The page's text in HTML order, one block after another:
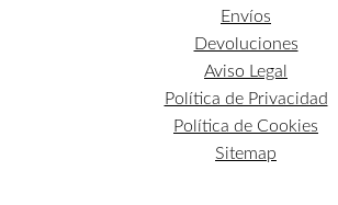
Envíos
Devoluciones
Aviso Legal
Política de Privacidad
Política de Cookies
Sitemap